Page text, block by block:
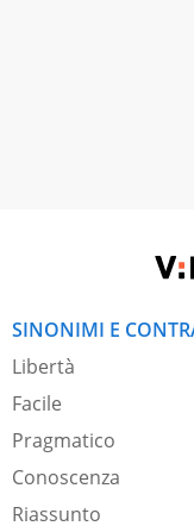
SINONIMI E
Libertà
Facile
Pragmatico
Conoscenza
Riassunto